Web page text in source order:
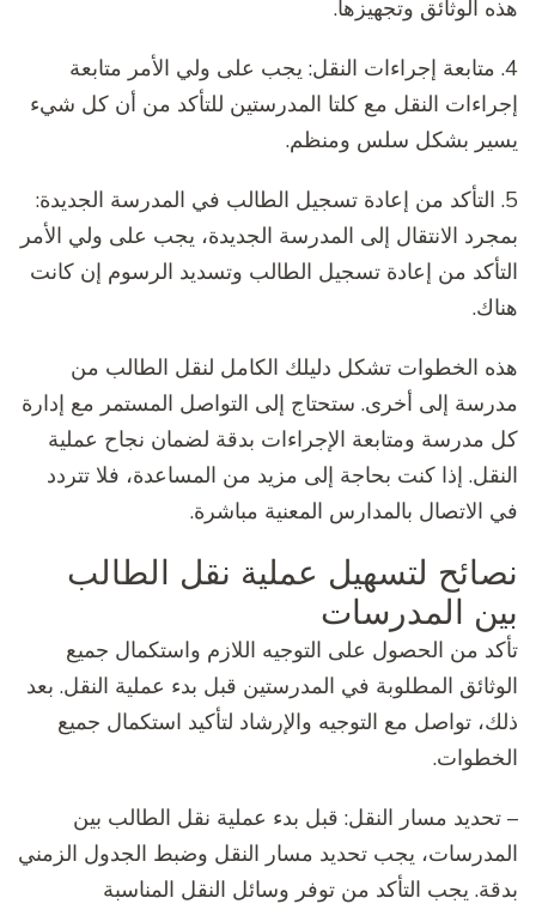
هذه الوثائق وتجهيزها.
4. متابعة إجراءات النقل: يجب على ولي الأمر متابعة
إجراءات النقل مع كلتا المدرستين للتأكد من أن كل شيء
يسير بشكل سلس ومنظم.
5. التأكد من إعادة تسجيل الطالب في المدرسة الجديدة:
بمجرد الانتقال إلى المدرسة الجديدة، يجب على ولي الأمر
التأكد من إعادة تسجيل الطالب وتسديد الرسوم إن كانت
هناك.
هذه الخطوات تشكل دليلك الكامل لنقل الطالب من
مدرسة إلى أخرى. ستحتاج إلى التواصل المستمر مع إدارة
كل مدرسة ومتابعة الإجراءات بدقة لضمان نجاح عملية
النقل. إذا كنت بحاجة إلى مزيد من المساعدة، فلا تتردد
في الاتصال بالمدارس المعنية مباشرة.
نصائح لتسهيل عملية نقل الطالب
بين المدرسات
تأكد من الحصول على التوجيه اللازم واستكمال جميع
الوثائق المطلوبة في المدرستين قبل بدء عملية النقل. بعد
ذلك، تواصل مع التوجيه والإرشاد لتأكيد استكمال جميع
الخطوات.
– تحديد مسار النقل: قبل بدء عملية نقل الطالب بين
المدرسات، يجب تحديد مسار النقل وضبط الجدول الزمني
بدقة. يجب التأكد من توفر وسائل النقل المناسبة